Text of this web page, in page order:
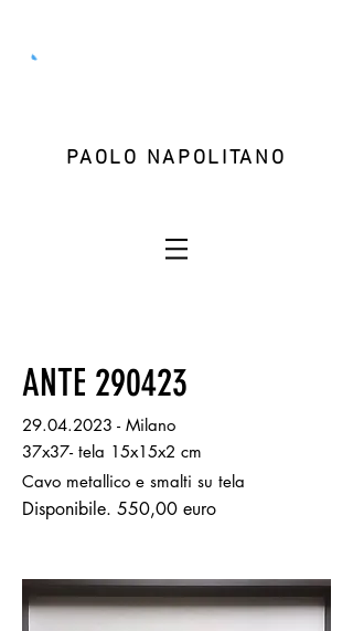
PAOLO NAPOLITANO
ANTE 290423
29.04.2023 - Milano
37x37- tela 15x15x2 cm
Cavo metallico e smalti su tela
Disponibile. 550,00 euro